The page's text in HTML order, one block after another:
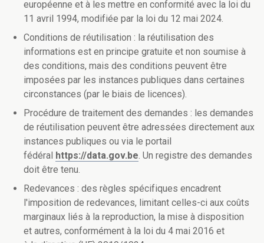
européenne et à les mettre en conformité avec la loi du
11 avril 1994, modifiée par la loi du 12 mai 2024.
Conditions de réutilisation : la réutilisation des
informations est en principe gratuite et non soumise à
des conditions, mais des conditions peuvent être
imposées par les instances publiques dans certaines
circonstances (par le biais de licences).
Procédure de traitement des demandes : les demandes
de réutilisation peuvent être adressées directement aux
instances publiques ou via le portail
fédéral https://data.gov.be. Un registre des demandes
doit être tenu.
Redevances : des règles spécifiques encadrent
l'imposition de redevances, limitant celles-ci aux coûts
marginaux liés à la reproduction, la mise à disposition
et autres, conformément à la loi du 4 mai 2016 et